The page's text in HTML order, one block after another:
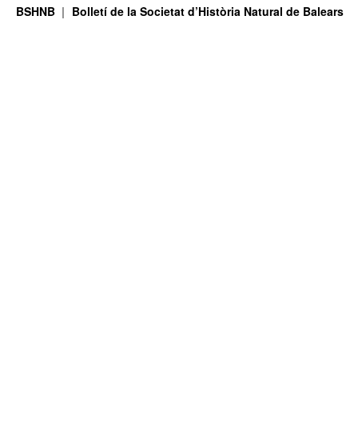
BSHNB Bolletí de la Societat d’Història Natural de Balears